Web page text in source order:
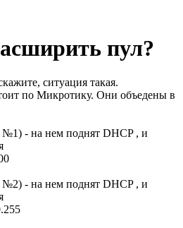
пул?
ситуация такая.
по Микротику. Они объедены в
- на нем поднят DHCP , и
- на нем поднят DHCP , и